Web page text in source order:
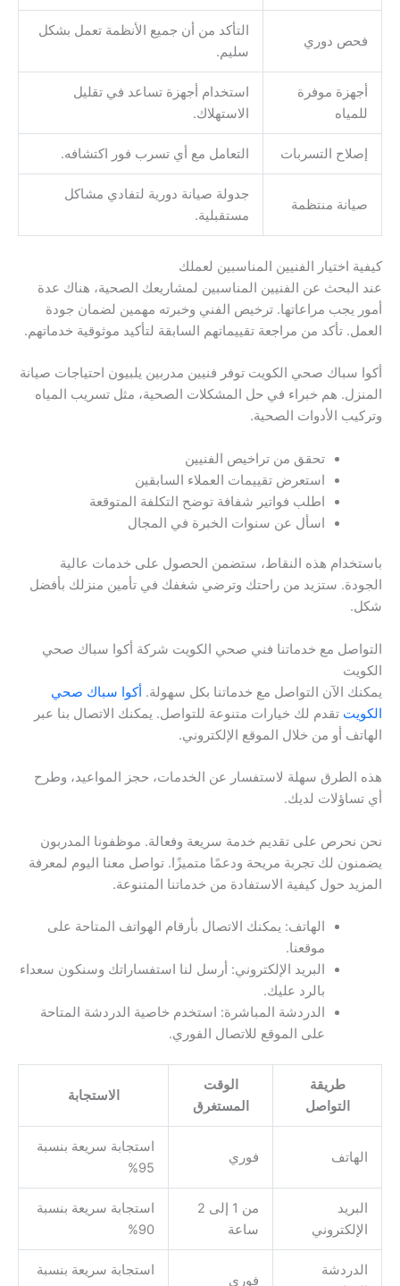
فحص دوري
التأكد من أن جميع الأنظمة تعمل بشكل
سليم.
أجهزة موفرة
للمياه
استخدام أجهزة تساعد في تقليل
الاستهلاك.
إصلاح التسربات التعامل مع أي تسرب فور اكتشافه.
صيانة منتظمة
جدولة صيانة دورية لتفادي مشاكل
مستقبلية.
كيفية اختيار الفنيين المناسبين لعملك
عند البحث عن الفنيين المناسبين لمشاريعك الصحية، هناك عدة
أمور يجب مراعاتها. ترخيص الفني وخبرته مهمين لضمان جودة
العمل. تأكد من مراجعة تقييماتهم السابقة لتأكيد موثوقية خدماتهم.
أكوا سباك صحي الكويت توفر فنيين مدربين يلبيون احتياجات صيانة
المنزل. هم خبراء في حل المشكلات الصحية، مثل تسريب المياه
وتركيب الأدوات الصحية.
تحقق من تراخيص الفنيين
استعرض تقييمات العملاء السابقين
اطلب فواتير شفافة توضح التكلفة المتوقعة
اسأل عن سنوات الخبرة في المجال
باستخدام هذه النقاط، ستضمن الحصول على خدمات عالية
الجودة. ستزيد من راحتك وترضي شغفك في تأمين منزلك بأفضل
شكل.
التواصل مع خدماتنا فني صحي الكويت شركة أكوا سباك صحي
الكويت
يمكنك الآن التواصل مع خدماتنا بكل سهولة. أكوا سباك صحي
الكويت تقدم لك خيارات متنوعة للتواصل. يمكنك الاتصال بنا عبر
الهاتف أو من خلال الموقع الإلكتروني.
هذه الطرق سهلة لاستفسار عن الخدمات، حجز المواعيد، وطرح
أي تساؤلات لديك.
نحن نحرص على تقديم خدمة سريعة وفعالة. موظفونا المدربون
يضمنون لك تجربة مريحة ودعمًا متميزًا. تواصل معنا اليوم لمعرفة
المزيد حول كيفية الاستفادة من خدماتنا المتنوعة.
الهاتف: يمكنك الاتصال بأرقام الهواتف المتاحة على
موقعنا.
البريد الإلكتروني: أرسل لنا استفساراتك وسنكون سعداء
بالرد عليك.
الدردشة المباشرة: استخدم خاصية الدردشة المتاحة
على الموقع للاتصال الفوري.
طريقة
التواصل
الوقت
المستغرق
الاستجابة
الهاتف فوري
استجابة سريعة بنسبة
95%
البريد
الإلكتروني
من 1 إلى 2
ساعة
استجابة سريعة بنسبة
90%
الدردشة
فوري
استجابة سريعة بنسبة